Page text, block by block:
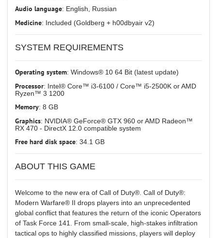
Audio language: English, Russian
Medicine: Included (Goldberg + h00dbyair v2)
SYSTEM REQUIREMENTS
Operating system: Windows® 10 64 Bit (latest update)
Processor: Intel® Core™ i3-6100 / Core™ i5-2500K or AMD
Ryzen™ 3 1200
Memory: 8 GB
Graphics: NVIDIA® GeForce® GTX 960 or AMD Radeon™
RX 470 - DirectX 12.0 compatible system
Free hard disk space: 34.1 GB
ABOUT THIS GAME
Welcome to the new era of Call of Duty®. Call of Duty®:
Modern Warfare® II drops players into an unprecedented
global conflict that features the return of the iconic Operators
of Task Force 141. From small-scale, high-stakes infiltration
tactical ops to highly classified missions, players will deploy